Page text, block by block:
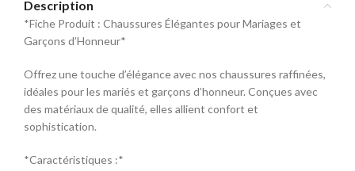
Mocassin
40 42 44
Description
*Fiche Produit : Chaussures Élégantes pour Mariages et
Garçons d’Honneur*
Offrez une touche d’élégance avec nos chaussures raffinées,
idéales pour les mariés et garçons d’honneur. Conçues avec
des matériaux de qualité, elles allient confort et
sophistication.
*Caractéristiques :*